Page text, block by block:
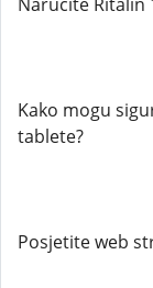
Kako mogu
tablete?
Posjetite web